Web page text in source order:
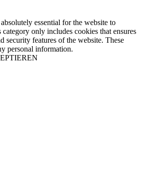
essential for the website to
only includes cookies that ensures
security features of the website. These
personal information.